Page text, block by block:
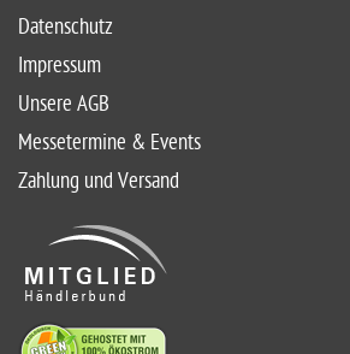
Datenschutz
Impressum
Unsere AGB
Messetermine & Events
Zahlung und Versand